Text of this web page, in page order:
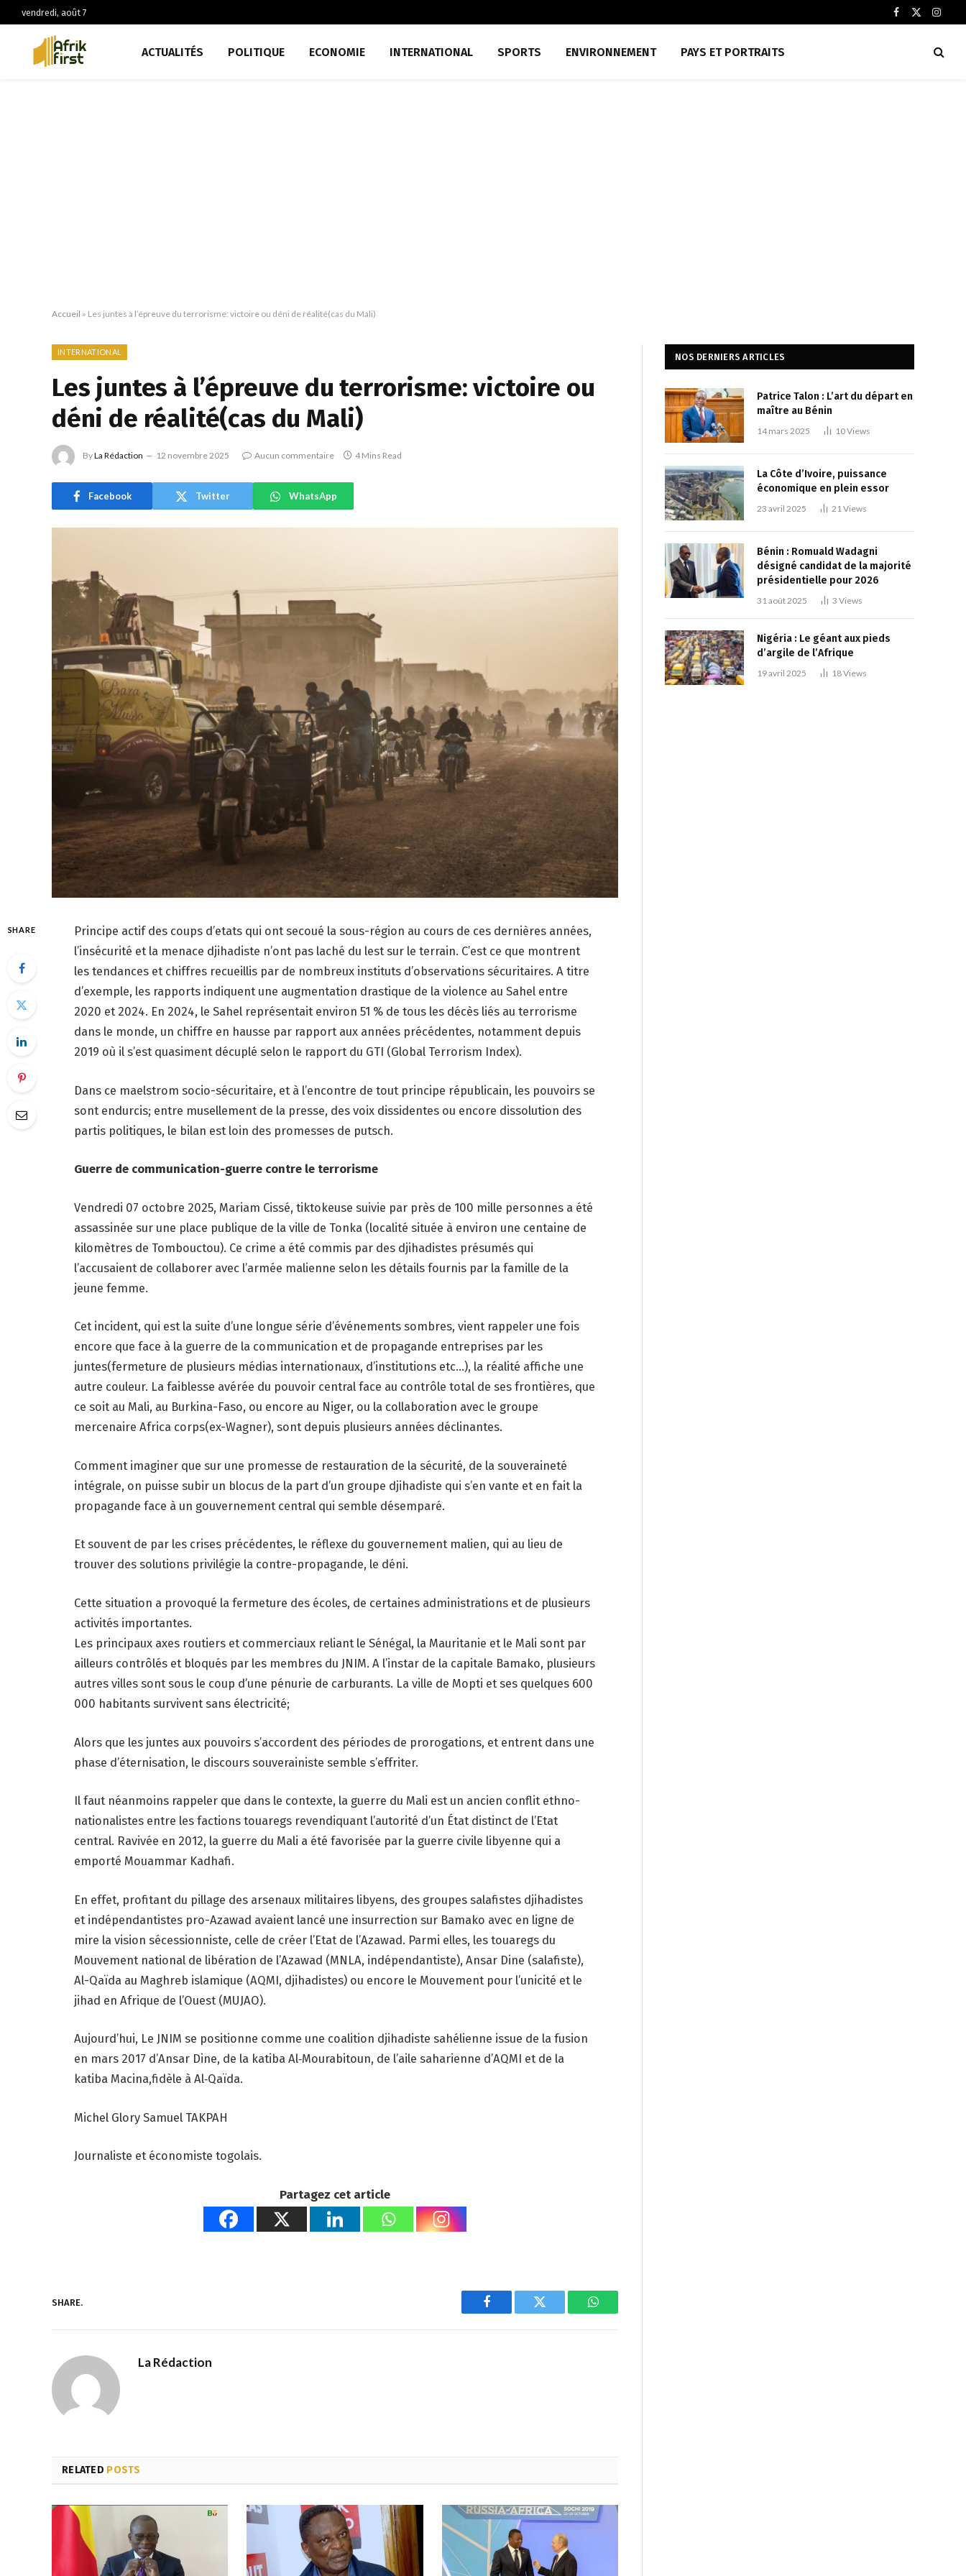
vendredi, août 7
Facebook
X
ACTUALITÉS POLITIQUE ECONOMIE INTERNATIONAL SPORTS ENVIRONNEMENT PAYS ET PORTRAITS
Accueil » Les juntes à l’épreuve du terrorisme: victoire ou déni de réalité(cas du Mali)
INTERNATIONAL
Les juntes à l’épreuve du terrorisme: victoire ou
déni de réalité(cas du Mali)
ByLa Rédaction 12 novembre 2025 Aucun commentaire 4 Mins Read
Facebook Twitter WhatsApp
SHARE
Principe actif des coups d’etats qui ont secoué la sous-région au cours de ces dernières années,
l’insécurité et la menace djihadiste n’ont pas laché du lest sur le terrain. C’est ce que montrent
les tendances et chiffres recueillis par de nombreux instituts d’observations sécuritaires. A titre
d’exemple, les rapports indiquent une augmentation drastique de la violence au Sahel entre
2020 et 2024. En 2024, le Sahel représentait environ 51 % de tous les décès liés au terrorisme
dans le monde, un chiffre en hausse par rapport aux années précédentes, notamment depuis
2019 où il s’est quasiment décuplé selon le rapport du GTI (Global Terrorism Index).
Dans ce maelstrom socio-sécuritaire, et à l’encontre de tout principe républicain, les pouvoirs se
sont endurcis; entre musellement de la presse, des voix dissidentes ou encore dissolution des
partis politiques, le bilan est loin des promesses de putsch.
Guerre de communication-guerre contre le terrorisme
Vendredi 07 octobre 2025, Mariam Cissé, tiktokeuse suivie par près de 100 mille personnes a été
assassinée sur une place publique de la ville de Tonka (localité située à environ une centaine de
kilomètres de Tombouctou). Ce crime a été commis par des djihadistes présumés qui
l’accusaient de collaborer avec l’armée malienne selon les détails fournis par la famille de la
jeune femme.
Cet incident, qui est la suite d’une longue série d’événements sombres, vient rappeler une fois
encore que face à la guerre de la communication et de propagande entreprises par les
juntes(fermeture de plusieurs médias internationaux, d’institutions etc…), la réalité affiche une
autre couleur. La faiblesse avérée du pouvoir central face au contrôle total de ses frontières, que
ce soit au Mali, au Burkina-Faso, ou encore au Niger, ou la collaboration avec le groupe
mercenaire Africa corps(ex-Wagner), sont depuis plusieurs années déclinantes.
Comment imaginer que sur une promesse de restauration de la sécurité, de la souveraineté
intégrale, on puisse subir un blocus de la part d’un groupe djihadiste qui s’en vante et en fait la
propagande face à un gouvernement central qui semble désemparé.
Et souvent de par les crises précédentes, le réflexe du gouvernement malien, qui au lieu de
trouver des solutions privilégie la contre-propagande, le déni.
Cette situation a provoqué la fermeture des écoles, de certaines administrations et de plusieurs
activités importantes.
Les principaux axes routiers et commerciaux reliant le Sénégal, la Mauritanie et le Mali sont par
ailleurs contrôlés et bloqués par les membres du JNIM. A l’instar de la capitale Bamako, plusieurs
autres villes sont sous le coup d’une pénurie de carburants. La ville de Mopti et ses quelques 600
000 habitants survivent sans électricité;
Alors que les juntes aux pouvoirs s’accordent des périodes de prorogations, et entrent dans une
phase d’éternisation, le discours souverainiste semble s’effriter.
Il faut néanmoins rappeler que dans le contexte, la guerre du Mali est un ancien conflit ethno-
nationalistes entre les factions touaregs revendiquant l’autorité d’un État distinct de l’Etat
central. Ravivée en 2012, la guerre du Mali a été favorisée par la guerre civile libyenne qui a
emporté Mouammar Kadhafi.
En effet, profitant du pillage des arsenaux militaires libyens, des groupes salafistes djihadistes
et indépendantistes pro-Azawad avaient lancé une insurrection sur Bamako avec en ligne de
mire la vision sécessionniste, celle de créer l’Etat de l’Azawad. Parmi elles, les touaregs du
Mouvement national de libération de l’Azawad (MNLA, indépendantiste), Ansar Dine (salafiste),
Al-Qaïda au Maghreb islamique (AQMI, djihadistes) ou encore le Mouvement pour l’unicité et le
jihad en Afrique de l’Ouest (MUJAO).
Aujourd’hui, Le JNIM se positionne comme une coalition djihadiste sahélienne issue de la fusion
en mars 2017 d’Ansar Dine, de la katiba Al‑Mourabitoun, de l’aile saharienne d’AQMI et de la
katiba Macina,fidèle à Al‑Qaïda.
Michel Glory Samuel TAKPAH
Journaliste et économiste togolais.
Partagez cet article
SHARE.
Facebook Twitter WhatsApp
La Rédaction
RELATED POSTS
NOS DERNIERS ARTICLES
Patrice Talon : L’art du départ en
maître au Bénin
14 mars 2025 10Views
La Côte d’Ivoire, puissance
économique en plein essor
23 avril 2025 21Views
Bénin : Romuald Wadagni
désigné candidat de la majorité
présidentielle pour 2026
31 août 2025 3 Views
Nigéria : Le géant aux pieds
d’argile de l’Afrique
19 avril 2025 18Views